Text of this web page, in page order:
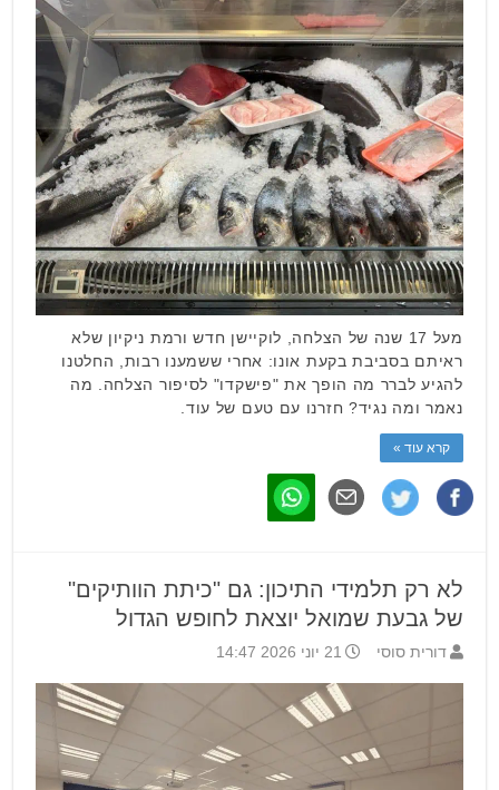
מעל 17 שנה של הצלחה, לוקיישן חדש ורמת ניקיון שלא
ראיתם בסביבת בקעת אונו: אחרי ששמענו רבות, החלטנו
להגיע לברר מה הופך את "פישקדו" לסיפור הצלחה. מה
נאמר ומה נגיד? חזרנו עם טעם של עוד.
קרא עוד »
לא רק תלמידי התיכון: גם "כיתת הוותיקים"
של גבעת שמואל יוצאת לחופש הגדול
דורית סוסי 21 יוני 2026 14:47